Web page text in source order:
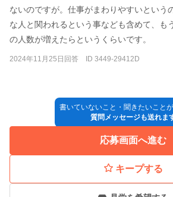
ないのですが。仕事がまわりやすいという
な人と関われるという事なども含めて、も
の人数が増えたらというくらいです。
2024年11月25日回答 ID 3449-29412D
書いていないこと・聞きたいことが
質問メッセージも送れま
応募画面へ進む
キープする